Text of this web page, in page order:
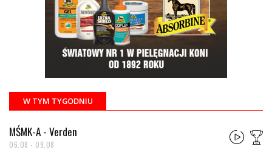
W TYM TYGODNIU
MŚMK-A - Verden
06.08 - 09.08